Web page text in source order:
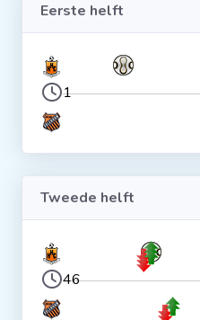
Eerste helft
1
Tweede helft
46